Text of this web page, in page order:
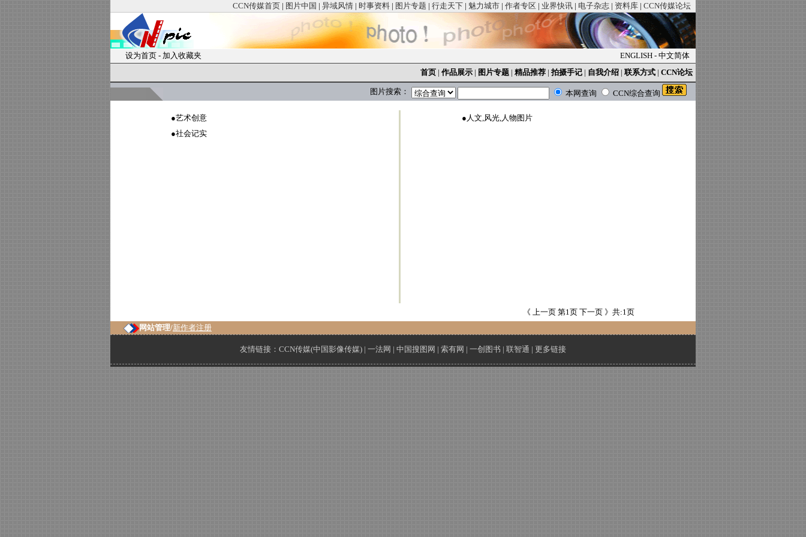
CCN传媒首页 | 图片中国 | 异域风情 | 时事资料 | 图片专题 | 行走天下 | 魅力城市 | 作者专区 | 业界快讯 | 电子杂志 | 资料库 | CCN传媒论坛
设为首页 - 加入收藏夹 ENGLISH - 中文简体
首页 | 作品展示 | 图片专题 | 精品推荐 | 拍摄手记 | 自我介绍 | 联系方式 | CCN论坛
图片搜索： 本网查询 CCN综合查询
●艺术创意 ● 人文,风光,人物图片
●社会记实
《 上一页 第1页下一页 》 共:1页
网站管理/新作者注册
友情链接： CCN传媒(中国影像传媒) | 一法网 | 中国搜图网 | 索有网 | 一创图书 | 联智通 | 更多链接